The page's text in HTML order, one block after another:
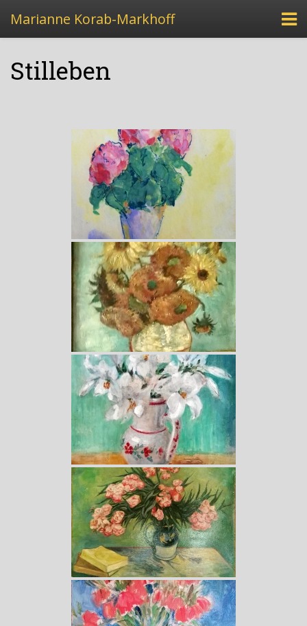
Marianne Korab-Markhoff
Erinnerungen von Gottfried Freudmann
Erinnerungen von Marianne Freudmann (Wien)
Erinnerungen von Gustav Freudmann
(Kaumberg)
Erinnerungen von Helga Busek (Kaumberg)
Erinnerungen von Lisi Nagl (Kaumberg)
Kaumberger Ansichten
Landschaften
Stilleben
Portraits
Postkartenbilder
Aquarelle
Alle Bilder
Stilleben